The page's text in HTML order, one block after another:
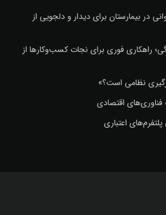
در بیمارستان برای دیدار و دلجویی از
راهکاری فوری برای نجات کسب‌وکارها از
نظامی است؟»
اقتصادی
اعتباری